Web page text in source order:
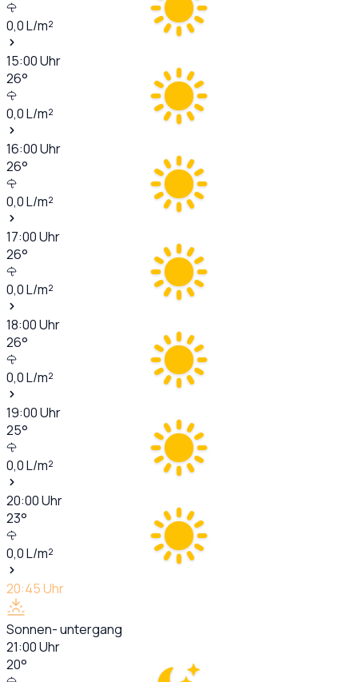
0,0L/m²
15:00Uhr
26°
0,0L/m²
16:00Uhr
26°
0,0L/m²
17:00Uhr
26°
0,0L/m²
18:00Uhr
26°
0,0L/m²
19:00Uhr
25°
0,0L/m²
20:00Uhr
23°
0,0L/m²
20:45Uhr
Sonnen- untergang
21:00Uhr
20°